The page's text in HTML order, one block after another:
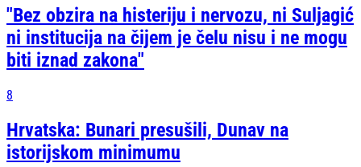
"Bez obzira na histeriju i nervozu, ni Suljagić
ni institucija na čijem je čelu nisu i ne mogu
biti iznad zakona"
8
Hrvatska: Bunari presušili, Dunav na
istorijskom minimumu